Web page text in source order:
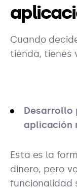
Cuando
tienda, tienes
Desarrollo
aplicación
Esta es la
dinero, pero
funcionalidad